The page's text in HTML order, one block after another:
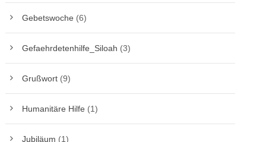
Gebetswoche (6)
Gefaehrdetenhilfe_Siloah (3)
Grußwort (9)
Humanitäre Hilfe (1)
Jubiläum (1)